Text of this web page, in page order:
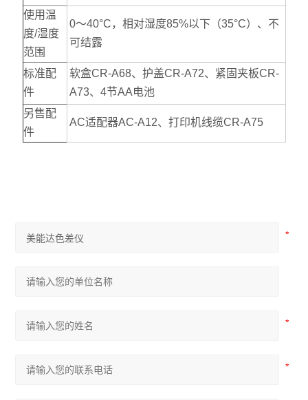
使用温
度/湿度
范围
0～40°C，相对湿度85%以下（35°C）、不
可结露
标准配
件
软盒CR-A68、护盖CR-A72、紧固夹板CR-
A73、4节AA电池
另售配
件
AC适配器AC-A12、打印机线缆CR-A75